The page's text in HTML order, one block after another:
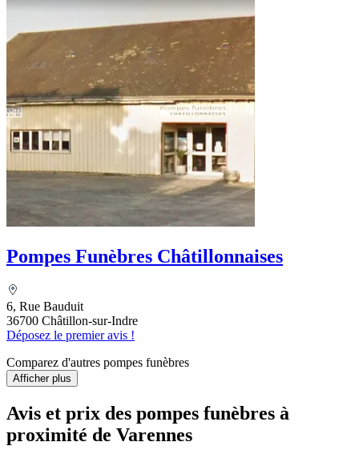
Pompes Funèbres Châtillonnaises
6, Rue Bauduit
36700 Châtillon-sur-Indre
Déposez le premier avis !
Comparez d'autres pompes funèbres
Afficher plus
Avis et prix des pompes funèbres à
proximité de Varennes